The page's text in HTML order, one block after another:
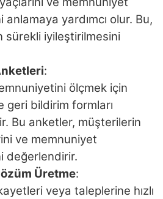
anlamaya yardımcı olur. Bu,
sürekli iyileştirilmesini
:
ölçmek için
geri bildirim formları
Bu anketler, müşterilerin
ve memnuniyet
değerlendirir.
Üretme:
veya taleplerine hızlı